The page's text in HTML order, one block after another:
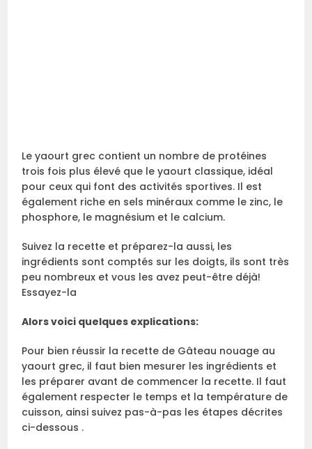
Le yaourt grec contient un nombre de protéines
trois fois plus élevé que le yaourt classique, idéal
pour ceux qui font des activités sportives. Il est
également riche en sels minéraux comme le zinc, le
phosphore, le magnésium et le calcium.
Suivez la recette et préparez-la aussi, les
ingrédients sont comptés sur les doigts, ils sont très
peu nombreux et vous les avez peut-être déjà!
Essayez-la
Alors voici quelques explications:
Pour bien réussir la recette de Gâteau nouage au
yaourt grec, il faut bien mesurer les ingrédients et
les préparer avant de commencer la recette. Il faut
également respecter le temps et la température de
cuisson, ainsi suivez pas-à-pas les étapes décrites
ci-dessous .